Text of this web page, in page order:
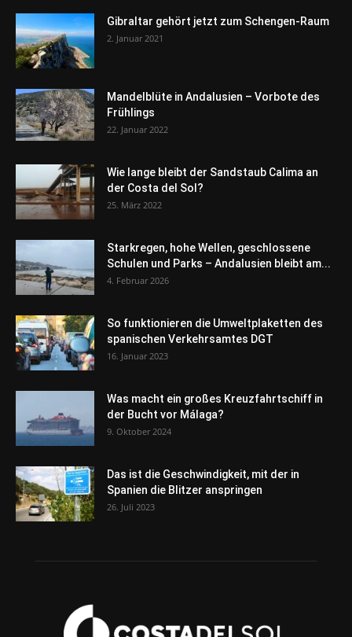
Gibraltar gehört jetzt zum Schengen-Raum
2. Januar 2021
Mandelblüte in Andalusien – Vorbote des
Frühlings
22. Januar 2022
Wie lange bleibt der Sandstaub Calima an
der Costa del Sol?
25. März 2022
Starkregen, hohe Wellen, geschlossene
Schulen und Parks – Andalusien bleibt am...
4. Februar 2026
So funktionieren die Umweltplaketten des
spanischen Verkehrsamtes DGT
16. Januar 2023
Was macht ein großes Kreuzfahrtschiff in
der Bucht vor Málaga?
9. Oktober 2024
Das ist die Geschwindigkeit, mit der in
Spanien die Blitzer anspringen
26. Juli 2023